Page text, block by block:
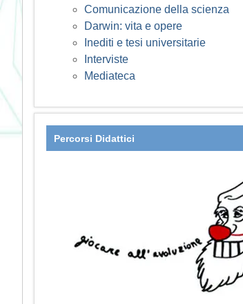
Comunicazione della scienza
Darwin: vita e opere
Inediti e tesi universitarie
Interviste
Mediateca
Percorsi Didattici